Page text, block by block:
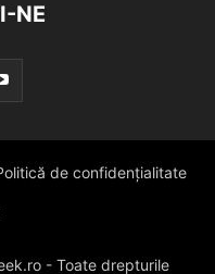
NE
de confidențialitate
- Toate drepturile